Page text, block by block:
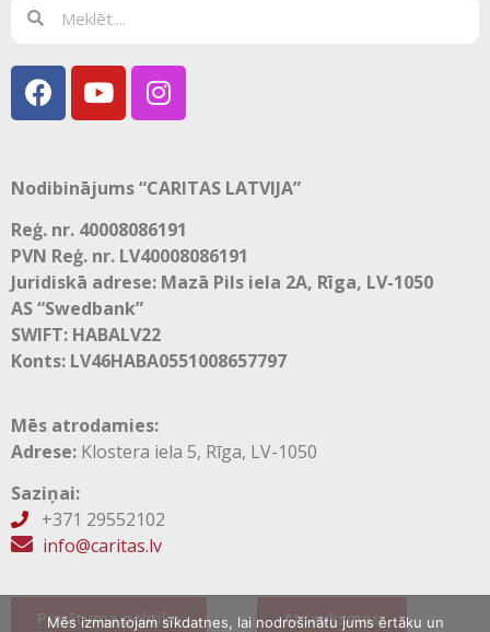
Nodibinājums “CARITAS LATVIJA”
Reģ. nr. 40008086191
PVN Reģ. nr. LV40008086191
Juridiskā adrese: Mazā Pils iela 2A, Rīga, LV-1050
AS “Swedbank”
SWIFT: HABALV22
Konts: LV46HABA0551008657797
Mēs atrodamies:
Adrese: Klostera iela 5, Rīga, LV-1050
Saziņai:
+371 29552102
 info@caritas.lv
Privātuma politika Atsauksmes
Mēs izmantojam sīkdatnes, lai nodrošinātu jums ērtāku un